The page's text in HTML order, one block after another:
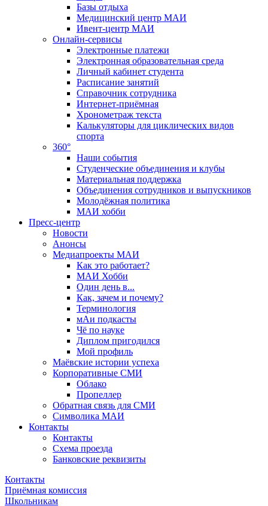
Базы отдыха
Медицинский центр МАИ
Ивент-центр МАИ
Онлайн-сервисы
Электронные платежи
Электронная образовательная среда
Личный кабинет студента
Расписание занятий
Справочник сотрудника
Интернет-приёмная
Хронометраж текста
Калькуляторы для циклических видов
спорта
360°
Наши события
Студенческие объединения и клубы
Материальная поддержка
Объединения сотрудников и выпускников
Молодёжная политика
МАИ хобби
Пресс-центр
Новости
Анонсы
Медиапроекты МАИ
Как это работает?
МАИ Хобби
Один день в...
Как, зачем и почему?
Терминология
мАи подкасты
Чё по науке
Диплом пригодился
Мой профиль
Маёвские истории успеха
Корпоративные СМИ
Облако
Пропеллер
Обратная связь для СМИ
Символика МАИ
Контакты
Контакты
Схема проезда
Банковские реквизиты
Контакты
Приёмная комиссия
Школьникам